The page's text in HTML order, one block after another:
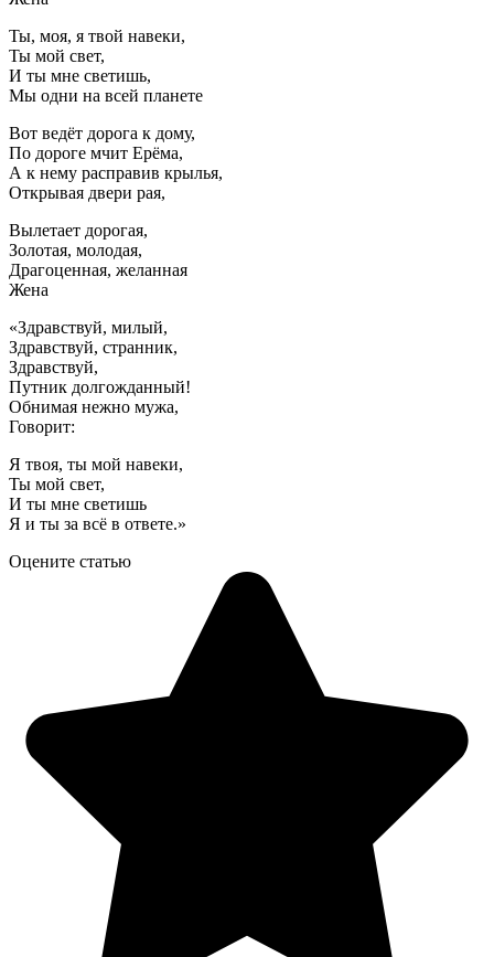
Ты, моя, я твой навеки,
Ты мой свет,
И ты мне светишь,
Мы одни на всей планете
Вот ведёт дорога к дому,
По дороге мчит Ерёма,
А к нему расправив крылья,
Открывая двери рая,
Вылетает дорогая,
Золотая, молодая,
Драгоценная, желанная
Жена
«Здравствуй, милый,
Здравствуй, странник,
Здравствуй,
Путник долгожданный!
Обнимая нежно мужа,
Говорит:
Я твоя, ты мой навеки,
Ты мой свет,
И ты мне светишь
Я и ты за всё в ответе.»
Оцените статью